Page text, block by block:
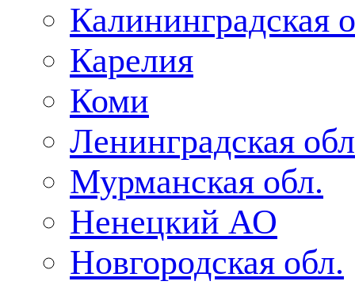
Калининградская
Карелия
Коми
Ленинградская
Мурманская обл.
Ненецкий АО
Новгородская обл.